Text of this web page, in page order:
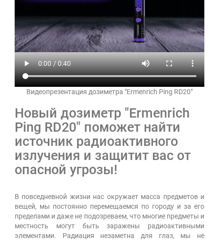
Видеопрезентация дозиметра "Ermenrich Ping RD20"
Новый дозиметр "Ermenrich
Ping RD20" поможет найти
источник радиоактивного
излучения и защитит вас от
опасной угрозы!
В повседневной жизни нас окружает масса предметов и
вещей, мы постоянно перемещаемся по городу и за его
пределами и даже не подозреваем, что многие предметы и
местность могут быть заражены радиоактивными
элементами. Радиация незаметна для глаз, мы не